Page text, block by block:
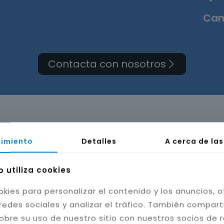
Contacta con nosotros
cuarto de baño en
Detalles A cerca de
utiliza cookies
para personalizar el contenido y los anuncios,
sociales y analizar el tráfico. También
su uso de nuestro sitio con nuestros socios de